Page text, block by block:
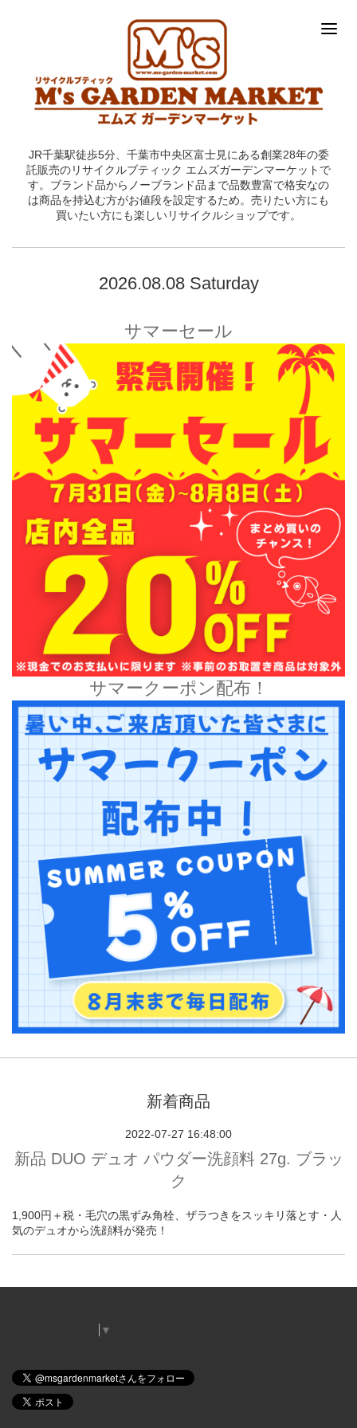
JR千葉駅徒歩5分、千葉市中央区富士見にある創業28年の委
託販売のリサイクルブティック エムズガーデンマーケットで
す。ブランド品からノーブランド品まで品数豊富で格安なの
は商品を持込む方がお値段を設定するため。売りたい方にも
買いたい方にも楽しいリサイクルショップです。
2026.08.08 Saturday
サマーセール
サマークーポン配布！
新着商品
2022-07-27 16:48:00
新品 DUO デュオ パウダー洗顔料 27g. ブラッ
ク
1,900円＋税・毛穴の黒ずみ角栓、ザラつきをスッキリ落とす・人
気のデュオから洗顔料が発売！
▼